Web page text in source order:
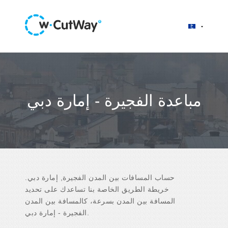
مباعدة الفجيرة - إمارة دبي
حساب المسافات بين المدن الفجيرة, إمارة دبي.
خريطة الطريق الخاصة بنا تساعدك على تحديد
المسافة بين المدن بسرعة، كالمسافة بين المدن